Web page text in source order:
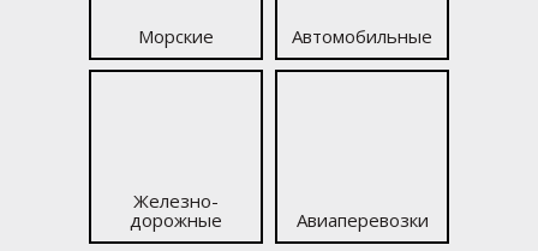
Морские Автомобильные
Железно­
дорожные
Авиаперевозки